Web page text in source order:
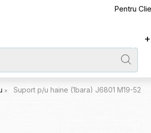
Pentru
Suport p/u haine (1bara) J6801 M19-52